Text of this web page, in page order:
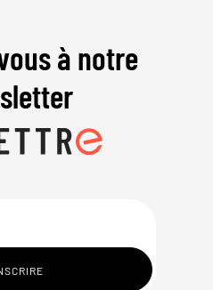
à notre